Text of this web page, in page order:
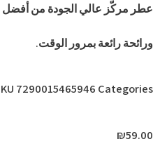
عطر مركّز عالي الجودة من أفضل
ورائحة رائعة بمرور الوقت.
7290015465946 Categories
₪59.00